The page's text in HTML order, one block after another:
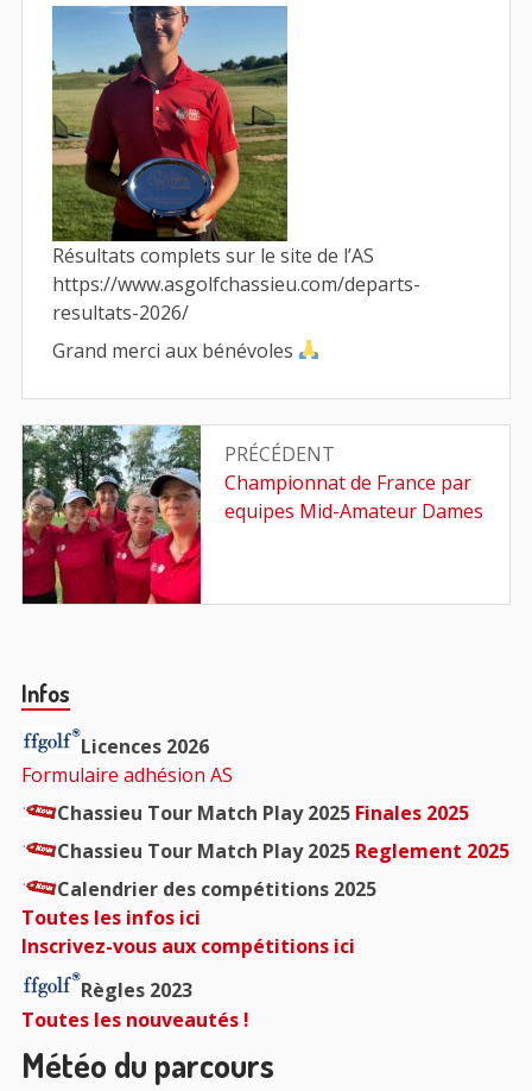
Résultats complets sur le site de l’AS
https://www.asgolfchassieu.com/departs-
resultats-2026/
Grand merci aux bénévoles
Navigation
de
l’article
PRÉCÉDENT
Article
précédent
Championnat de France par
equipes Mid-Amateur Dames
Barre
principale
Infos
Licences 2026
Formulaire adhésion AS
Chassieu Tour Match Play 2025 Finales 2025
Chassieu Tour Match Play 2025 Reglement 2025
Calendrier des compétitions 2025
Toutes les infos ici
Inscrivez-vous aux compétitions ici
Règles 2023
Toutes les nouveautés !
Météo du parcours